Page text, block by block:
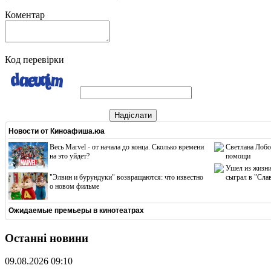
Коментар
Код перевірки
Надіслати
Новости от Киноафиша.юа
Весь Marvel - от начала до конца. Сколько времени
на это уйдет?
"Элвин и бурундуки" возвращаются: что известно
о новом фильме
Светлана
помощи
Ушел из жизни
сыграл в
Ожидаемые премьеры в кинотеатрах
Останні новини
09.08.2026 09:10